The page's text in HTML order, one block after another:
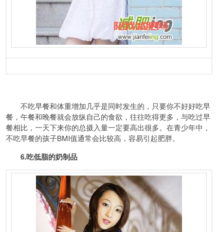
不吃早餐和体重增加几乎是同时发生的，只要你不好好吃早
餐，午餐和晚餐就会放纵自己的食欲，往往吃得更多，与吃过早
餐相比，一天下来你的总摄入量一定要高出很多。在青少年中，
不吃早餐的孩子BMI值通常会比较高，容易引起肥胖。
6.吃低脂的奶制品